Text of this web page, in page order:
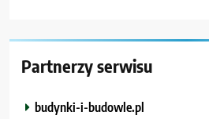
Partnerzy serwisu
budynki-i-budowle.pl